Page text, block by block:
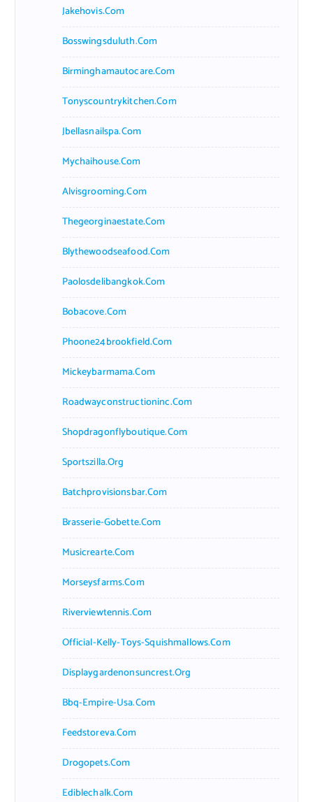
Jakehovis.com
Bosswingsduluth.com
Birminghamautocare.com
Tonyscountrykitchen.com
Jbellasnailspa.com
Mychaihouse.com
Alvisgrooming.com
Thegeorginaestate.com
Blythewoodseafood.com
Paolosdelibangkok.com
Bobacove.com
Phoone24brookfield.com
Mickeybarmama.com
Roadwayconstructioninc.com
Shopdragonflyboutique.com
Sportszilla.org
Batchprovisionsbar.com
Brasserie-Gobette.com
Musicrearte.com
Morseysfarms.com
Riverviewtennis.com
Official-Kelly-Toys-Squishmallows.com
Displaygardenonsuncrest.org
Bbq-Empire-Usa.com
Feedstoreva.com
Drogopets.com
Ediblechalk.com